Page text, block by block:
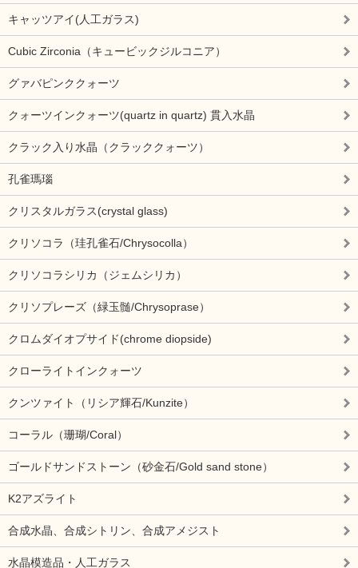
キャッツアイ(人工ガラス)
Cubic Zirconia（キュービックジルコニア）
グァバピンククォーツ
クォーツインクォーツ(quartz in quartz) 貫入水晶
クラック入り水晶（クラッククォーツ）
孔雀瑪瑙
クリスタルガラス(crystal glass)
クリソコラ（珪孔雀石/Chrysocolla）
クリソコラシリカ（ジェムシリカ）
クリソプレーズ（緑玉髄/Chrysoprase）
クロムダイオプサイド(chrome diopside)
クローライトインクォーツ
クンツァイト（リシア輝石/Kunzite）
コーラル（珊瑚/Coral）
ゴールドサンドストーン（砂金石/Gold sand stone）
K2アズライト
合成水晶、合成シトリン、合成アメジスト
水晶模造品・人工ガラス